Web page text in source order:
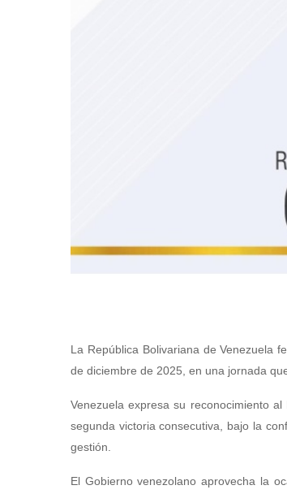
La República Bolivariana de Venezuela
de diciembre de 2025, en una jornada
Venezuela expresa su reconocimiento
segunda victoria consecutiva, bajo la
gestión.
El Gobierno venezolano aprovecha la